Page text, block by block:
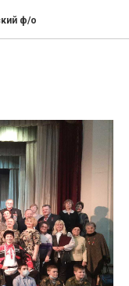
ф/о